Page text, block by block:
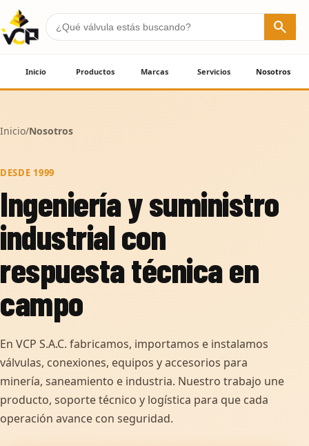
search
Inicio Productos Marcas Servicios Nosotros
Inicio/Nosotros
DESDE 1999
Ingeniería y suministro
industrial con
respuesta técnica en
campo
En VCP S.A.C. fabricamos, importamos e instalamos
válvulas, conexiones, equipos y accesorios para
minería, saneamiento e industria. Nuestro trabajo une
producto, soporte técnico y logística para que cada
operación avance con seguridad.